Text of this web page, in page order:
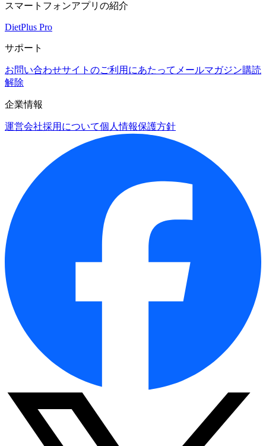
スマートフォンアプリの紹介
DietPlus Pro
サポート
お問い合わせサイトのご利用にあたって メールマガジン購読
解除
企業情報
運営会社採用について個人情報保護方針